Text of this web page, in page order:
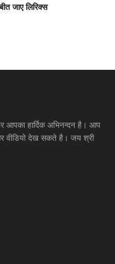
जाए लिरिक्स
आपका हार्दिक अभिनन्दन है। आप
वीडियो देख सकते है। जय श्री